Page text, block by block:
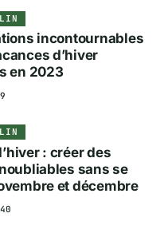
incontournables
d’hiver
en 2023
: créer des
sans se
et décembre